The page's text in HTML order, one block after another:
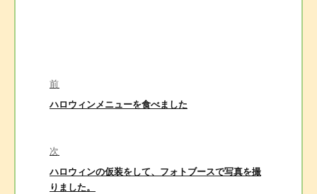
投
ナ
前
前
稿:
ハロウィンメニューを食べました
次
次
の
ハロウィンの仮装をして、フォトブースで写真を撮
りました。